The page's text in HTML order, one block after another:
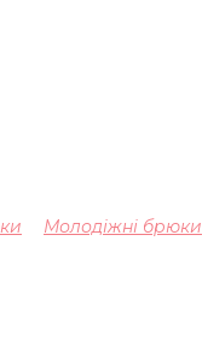
Молодіжні брюки